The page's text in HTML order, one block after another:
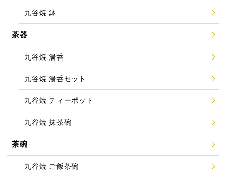
九谷焼 鉢
茶器
九谷焼 湯呑
九谷焼 湯呑セット
九谷焼 ティーポット
九谷焼 抹茶碗
茶碗
九谷焼 ご飯茶碗